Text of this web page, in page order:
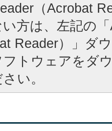
（Acrobat
方は、左記の
Reader）」ダ
フトウェアをダ
い。